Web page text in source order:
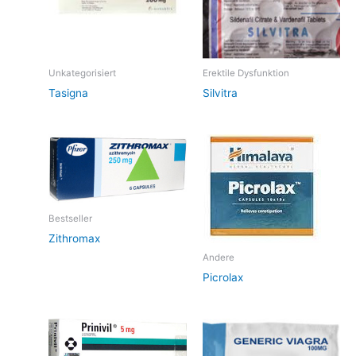
Unkategorisiert
Tasigna
Erektile Dysfunktion
Silvitra
Bestseller
Zithromax
Andere
Picrolax